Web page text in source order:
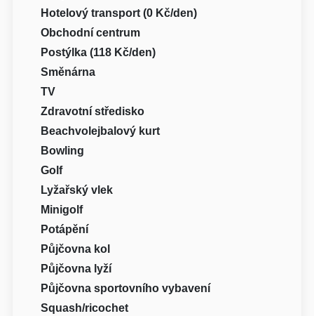
Hotelový transport (0 Kč/den)
Obchodní centrum
Postýlka (118 Kč/den)
Směnárna
TV
Zdravotní středisko
Beachvolejbalový kurt
Bowling
Golf
Lyžařský vlek
Minigolf
Potápění
Půjčovna kol
Půjčovna lyží
Půjčovna sportovního vybavení
Squash/ricochet